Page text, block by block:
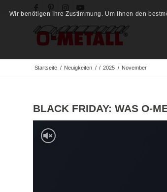
Startseite / Neuigkeiten / / 2025 / November
BLACK FRIDAY: WAS O-
Wir benötigen Ihre Zustimmung. Um Ihnen den